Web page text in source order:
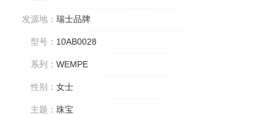
发源地： 瑞士品牌
型号： 10AB0028
系列： WEMPE
性别： 女士
主题： 珠宝